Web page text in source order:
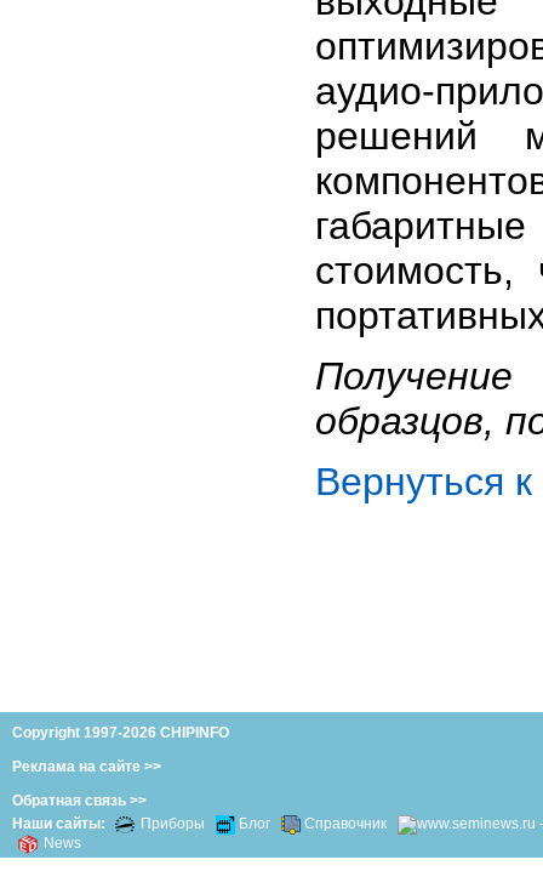
аудио-
решений
образцов,
Вернуться
Copyright 1997-2026 CHIPINFO
Реклама на сайте >>
Обратная связь >>
Наши сайты:
Приборы Блог
Справочник
News